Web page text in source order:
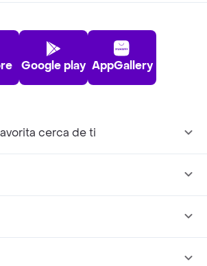
Google play AppGallery
cerca de ti